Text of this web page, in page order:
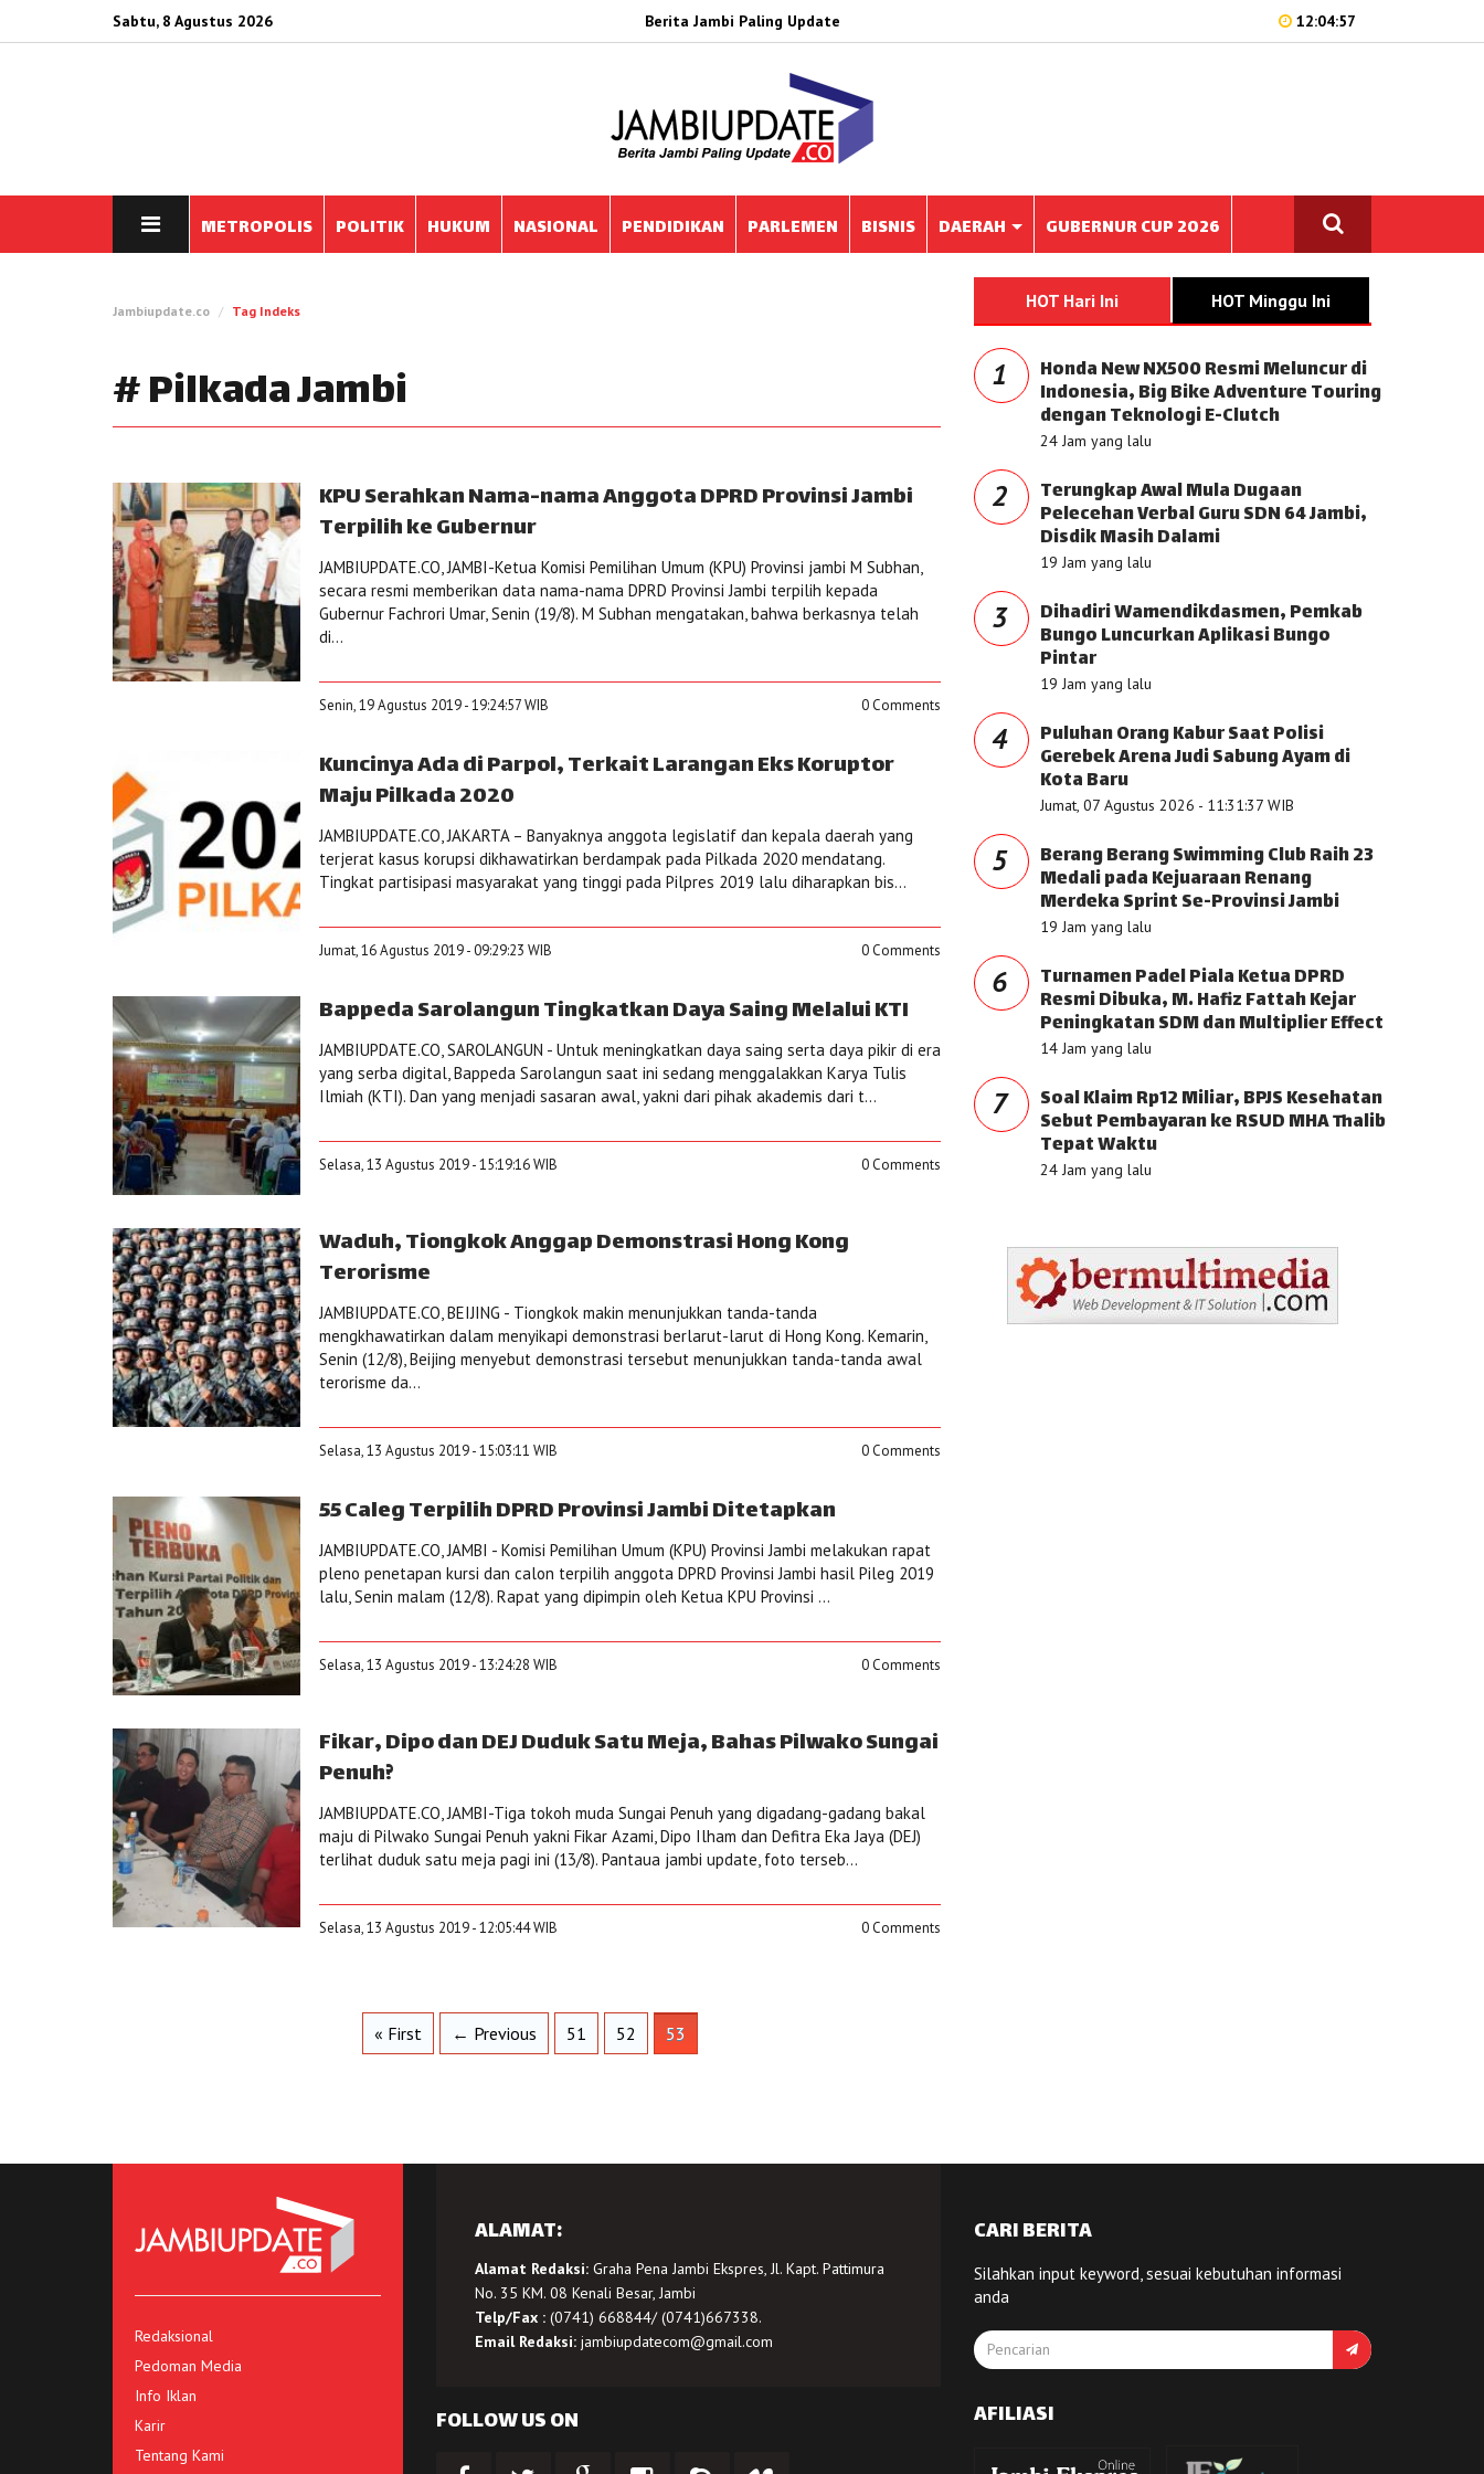
Sabtu, 8 Agustus 2026 Berita Jambi Paling Update 12:04:57
METROPOLIS POLITIK HUKUM NASIONAL PENDIDIKAN PARLEMEN BISNIS DAERAH GUBERNUR CUP 2026
Jambiupdate.co Tag Indeks
# Pilkada Jambi
KPU Serahkan Nama-nama Anggota DPRD Provinsi Jambi
Terpilih ke Gubernur
JAMBIUPDATE.CO, JAMBI-Ketua Komisi Pemilihan Umum (KPU) Provinsi jambi M Subhan,
secara resmi memberikan data nama-nama DPRD Provinsi Jambi terpilih kepada
Gubernur Fachrori Umar, Senin (19/8). M Subhan mengatakan, bahwa berkasnya telah
di...
Senin, 19 Agustus 2019 - 19:24:57 WIB 0 Comments
Kuncinya Ada di Parpol, Terkait Larangan Eks Koruptor
Maju Pilkada 2020
JAMBIUPDATE.CO, JAKARTA – Banyaknya anggota legislatif dan kepala daerah yang
terjerat kasus korupsi dikhawatirkan berdampak pada Pilkada 2020 mendatang.
Tingkat partisipasi masyarakat yang tinggi pada Pilpres 2019 lalu diharapkan bis...
Jumat, 16 Agustus 2019 - 09:29:23 WIB 0 Comments
Bappeda Sarolangun Tingkatkan Daya Saing Melalui KTI
JAMBIUPDATE.CO, SAROLANGUN - Untuk meningkatkan daya saing serta daya pikir di era
yang serba digital, Bappeda Sarolangun saat ini sedang menggalakkan Karya Tulis
Ilmiah (KTI). Dan yang menjadi sasaran awal, yakni dari pihak akademis dari t...
Selasa, 13 Agustus 2019 - 15:19:16 WIB 0 Comments
Waduh, Tiongkok Anggap Demonstrasi Hong Kong
Terorisme
JAMBIUPDATE.CO, BEIJING - Tiongkok makin menunjukkan tanda-tanda
mengkhawatirkan dalam menyikapi demonstrasi berlarut-larut di Hong Kong. Kemarin,
Senin (12/8), Beijing menyebut demonstrasi tersebut menunjukkan tanda-tanda awal
terorisme da...
Selasa, 13 Agustus 2019 - 15:03:11 WIB 0 Comments
55 Caleg Terpilih DPRD Provinsi Jambi Ditetapkan
JAMBIUPDATE.CO, JAMBI - Komisi Pemilihan Umum (KPU) Provinsi Jambi melakukan rapat
pleno penetapan kursi dan calon terpilih anggota DPRD Provinsi Jambi hasil Pileg 2019
lalu, Senin malam (12/8). Rapat yang dipimpin oleh Ketua KPU Provinsi ...
Selasa, 13 Agustus 2019 - 13:24:28 WIB 0 Comments
Fikar, Dipo dan DEJ Duduk Satu Meja, Bahas Pilwako Sungai
Penuh?
JAMBIUPDATE.CO, JAMBI-Tiga tokoh muda Sungai Penuh yang digadang-gadang bakal
maju di Pilwako Sungai Penuh yakni Fikar Azami, Dipo Ilham dan Defitra Eka Jaya (DEJ)
terlihat duduk satu meja pagi ini (13/8). Pantaua jambi update, foto terseb...
Selasa, 13 Agustus 2019 - 12:05:44 WIB 0 Comments
« First ← Previous 51 52 53
HOT Hari Ini HOT Minggu Ini
1 Honda New NX500 Resmi Meluncur di
Indonesia, Big Bike Adventure Touring
dengan Teknologi E-Clutch
24 Jam yang lalu
2 Terungkap Awal Mula Dugaan
Pelecehan Verbal Guru SDN 64 Jambi,
Disdik Masih Dalami
19 Jam yang lalu
3 Dihadiri Wamendikdasmen, Pemkab
Bungo Luncurkan Aplikasi Bungo
Pintar
19 Jam yang lalu
4 Puluhan Orang Kabur Saat Polisi
Gerebek Arena Judi Sabung Ayam di
Kota Baru
Jumat, 07 Agustus 2026 - 11:31:37 WIB
5 Berang Berang Swimming Club Raih 23
Medali pada Kejuaraan Renang
Merdeka Sprint Se-Provinsi Jambi
19 Jam yang lalu
6 Turnamen Padel Piala Ketua DPRD
Resmi Dibuka, M. Hafiz Fattah Kejar
Peningkatan SDM dan Multiplier Effect
14 Jam yang lalu
7 Soal Klaim Rp12 Miliar, BPJS Kesehatan
Sebut Pembayaran ke RSUD MHA Thalib
Tepat Waktu
24 Jam yang lalu
Redaksional
Pedoman Media
Info Iklan
Karir
Tentang Kami
ALAMAT:
Alamat Redaksi:Graha Pena Jambi Ekspres, Jl. Kapt. Pattimura
No. 35 KM. 08 Kenali Besar, Jambi
Telp/Fax :(0741) 668844/ (0741)667338.
Email Redaksi: jambiupdatecom@gmail.com
FOLLOW US ON
CARI BERITA
Silahkan input keyword, sesuai kebutuhan informasi
anda
AFILIASI